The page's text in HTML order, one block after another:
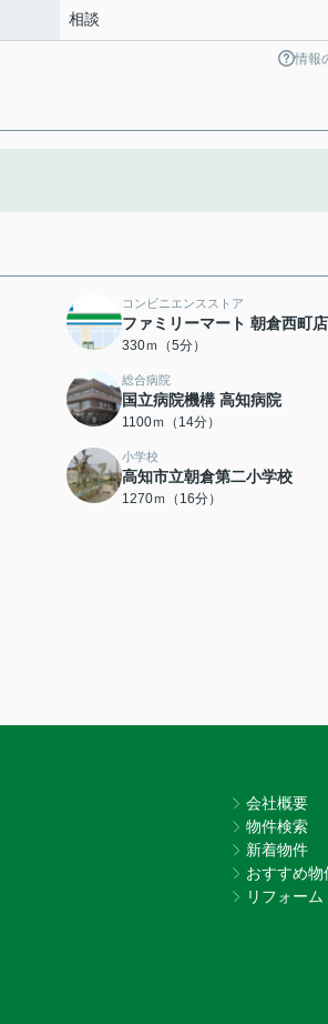
相談
情報
コンビニエンスストア
ファミリーマート 朝倉西町店
330ｍ（5分）
総合病院
国立病院機構 高知病院
1100ｍ（14分）
小学校
高知市立朝倉第二小学校
1270ｍ（16分）
会社概要
物件検索
新着物件
おすすめ物
リフォー